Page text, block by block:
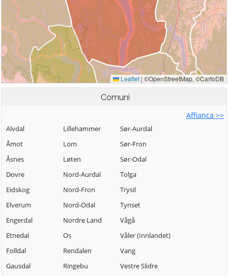
Comuni
Affianca >>
Alvdal
Åmot
Åsnes
Dovre
Eidskog
Elverum
Engerdal
Etnedal
Folldal
Gausdal
Lillehammer
Lom
Løten
Nord-Aurdal
Nord-Fron
Nord-Odal
Nordre Land
Os
Rendalen
Ringebu
Sør-Aurdal
Sør-Fron
Sør-Odal
Tolga
Trysil
Tynset
Vågå
Våler (Innlandet)
Vang
Vestre Slidre